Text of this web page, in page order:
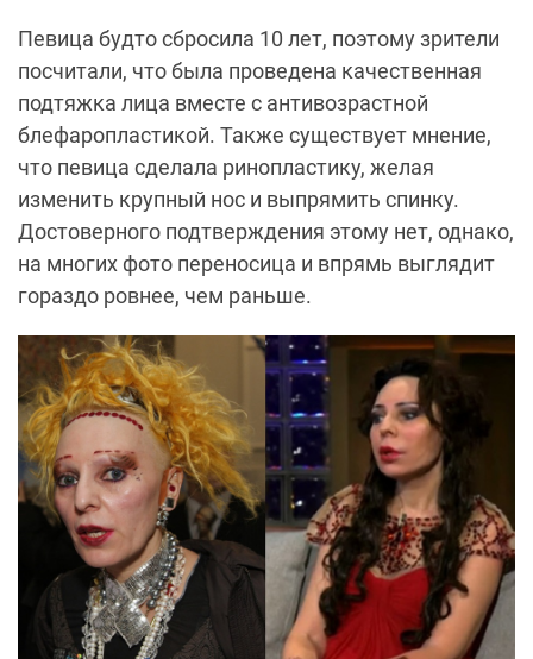
Певица будто сбросила 10 лет, поэтому зрители
посчитали, что была проведена качественная
подтяжка лица вместе с антивозрастной
блефаропластикой. Также существует мнение,
что певица сделала ринопластику, желая
изменить крупный нос и выпрямить спинку.
Достоверного подтверждения этому нет, однако,
на многих фото переносица и впрямь выглядит
гораздо ровнее, чем раньше.